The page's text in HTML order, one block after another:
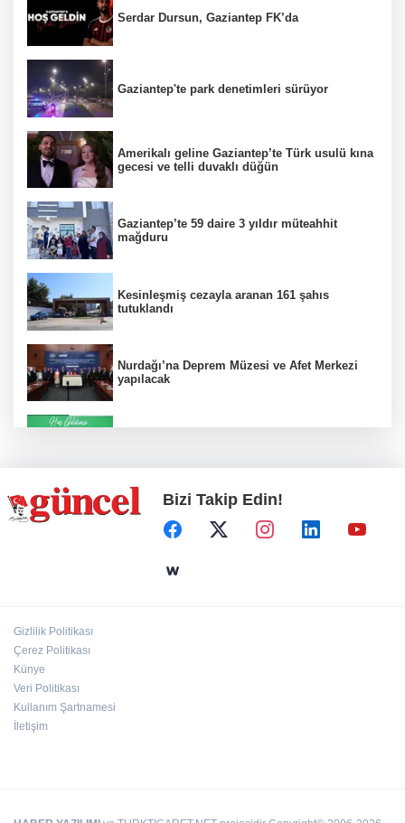
Serdar Dursun, Gaziantep FK’da
Gaziantep'te park denetimleri sürüyor
Amerikalı geline Gaziantep’te Türk usulü kına
gecesi ve telli duvaklı düğün
Gaziantep’te 59 daire 3 yıldır müteahhit
mağduru
Kesinleşmiş cezayla aranan 161 şahıs
tutuklandı
Nurdağı’na Deprem Müzesi ve Afet Merkezi
yapılacak
Koruma altındaki çocuklar sporla buluşuyor
Bizi Takip Edin!
Gizlilik Politikası
Çerez Politikası
Künye
Veri Politikası
Kullanım Şartnamesi
İletişim